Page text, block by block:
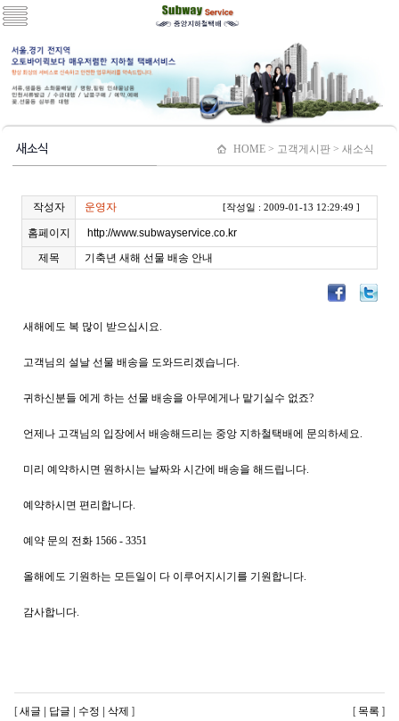
새소식 HOME > 고객게시판 > 새소식
작성자 운영자 [작성일 : 2009-01-13 12:29:49 ]
홈페이지
http://www.subwayservice.co.kr
제목
기축년 새해 선물 배송 안내
새해에도 복 많이 받으십시요.
고객님의 설날 선물 배송을 도와드리겠습니다.
귀하신분들 에게 하는 선물 배송을 아무에게나 맡기실수 없죠?
언제나 고객님의 입장에서 배송해드리는 중앙 지하철택배에 문의하세요.
미리 예약하시면 원하시는 날짜와 시간에 배송을 해드립니다.
예약하시면 편리합니다.
예약 문의 전화 1566 - 3351
올해에도 기원하는 모든일이 다 이루어지시기를 기원합니다.
감사합니다.
[새글 답글 수정 삭제 ] [ 목록 ]